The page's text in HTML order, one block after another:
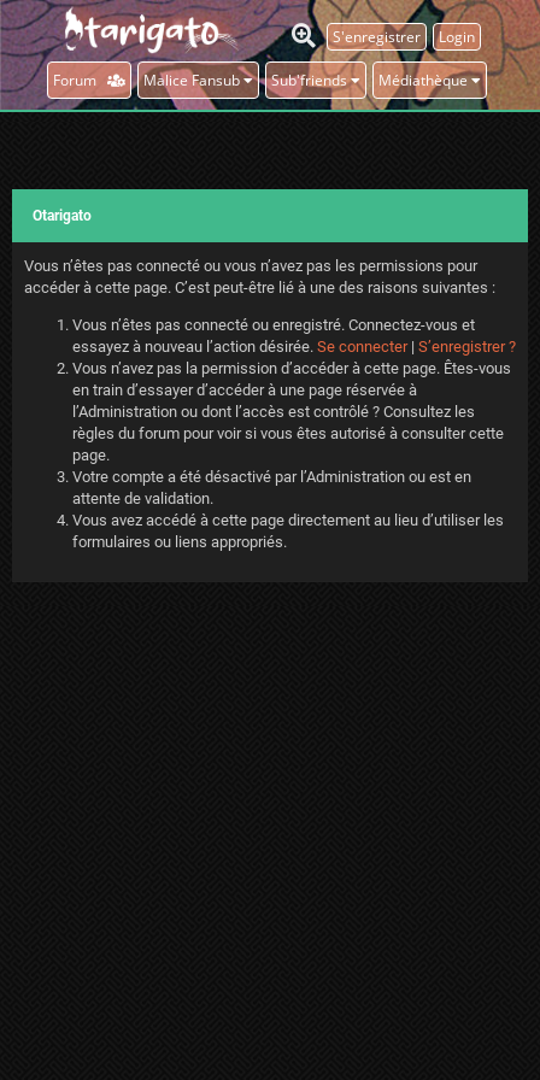
S'enregistrer Login
Forum Malice Fansub Sub'friends Médiathèque
Otarigato
Vous n’êtes pas connecté ou vous n’avez pas les permissions pour
accéder à cette page. C’est peut-être lié à une des raisons suivantes :
Vous n’êtes pas connecté ou enregistré. Connectez-vous et
essayez à nouveau l’action désirée. Se connecter| S’enregistrer ?
Vous n’avez pas la permission d’accéder à cette page. Êtes-vous
en train d’essayer d’accéder à une page réservée à
l’Administration ou dont l’accès est contrôlé ? Consultez les
règles du forum pour voir si vous êtes autorisé à consulter cette
page.
Votre compte a été désactivé par l’Administration ou est en
attente de validation.
Vous avez accédé à cette page directement au lieu d’utiliser les
formulaires ou liens appropriés.